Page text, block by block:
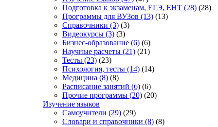
Подготовка к экзаменам, ЕГЭ, ЕНТ (28) (28)
Программы для ВУЗов (13) (13)
Справочники (3) (3)
Видеокурсы (3) (3)
Бизнес-образование (6) (6)
Научные расчеты (21) (21)
Тесты (23) (23)
Психология, тесты (14) (14)
Медицина (8) (8)
Расписание занятий (6) (6)
Прочие программы (20) (20)
Изучение языков
Самоучители (29) (29)
Словари и справочники (8) (8)